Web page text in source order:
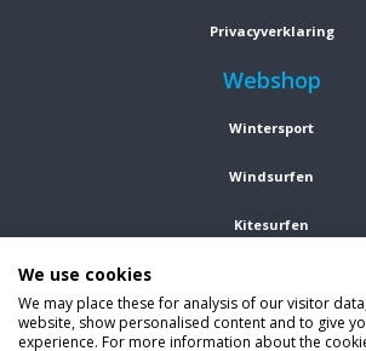
Privacyverklaring
Webshop
Wintersport
Windsurfen
Kitesurfen
Kleding
We use cookies
We may place these for analysis of our visitor
website, show personalised content and to give
experience. For more information about the